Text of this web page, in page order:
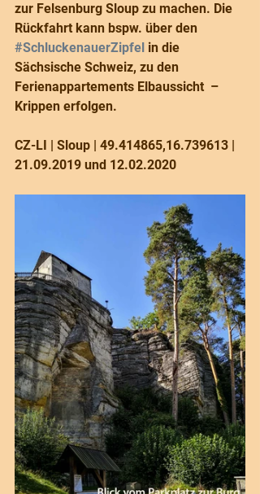
zur Felsenburg Sloup zu machen. Die
Rückfahrt kann bspw. über den
#SchluckenauerZipfel in die
Sächsische Schweiz, zu den
Ferienappartements Elbaussicht  –
Krippen erfolgen.
CZ-LI | Sloup | 49.414865,16.739613 |
21.09.2019 und 12.02.2020